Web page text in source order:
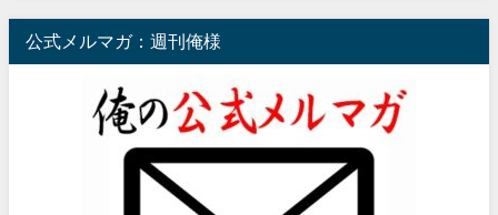
公式メルマガ：週刊俺様